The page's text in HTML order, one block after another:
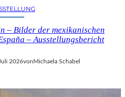
– Bilder der mexikanischen
– Ausstellungsbericht
2026vonMichaela Schabel